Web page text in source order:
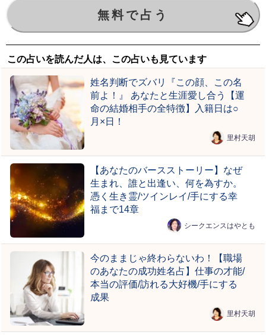
この占いを読んだ人は、この占いも見ています
姓名判断でズバリ『この顔、この名
前よ！』 あなたと生涯愛し合う【運
命の結婚相手の全特徴】入籍日は○
月×日！
里村天胡
【あなたのバースストーリー】なぜ
生まれ、誰と出逢い、何を為すか。
憑く生き霊/ツインレイ/手にする幸
福まで14章
シークエンスはやとも
今のままじゃ終わらないわ！【職場
のあなたの成功姓名占】仕事の才能/
本当の評価/訪れる大好機/手にする
成果
里村天胡